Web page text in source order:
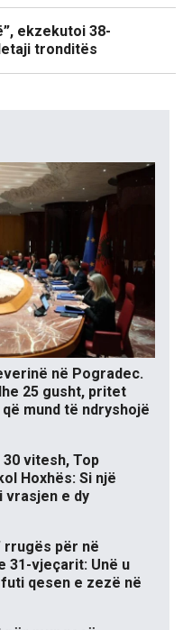
ekzekutoi 38-
tronditës
në Pogradec.
25 gusht, pritet
mund të ndryshojë
vitesh, Top
Hoxhës: Si një
e dy
rrugës për në
31-vjeçarit: Unë u
qesen e zezë në